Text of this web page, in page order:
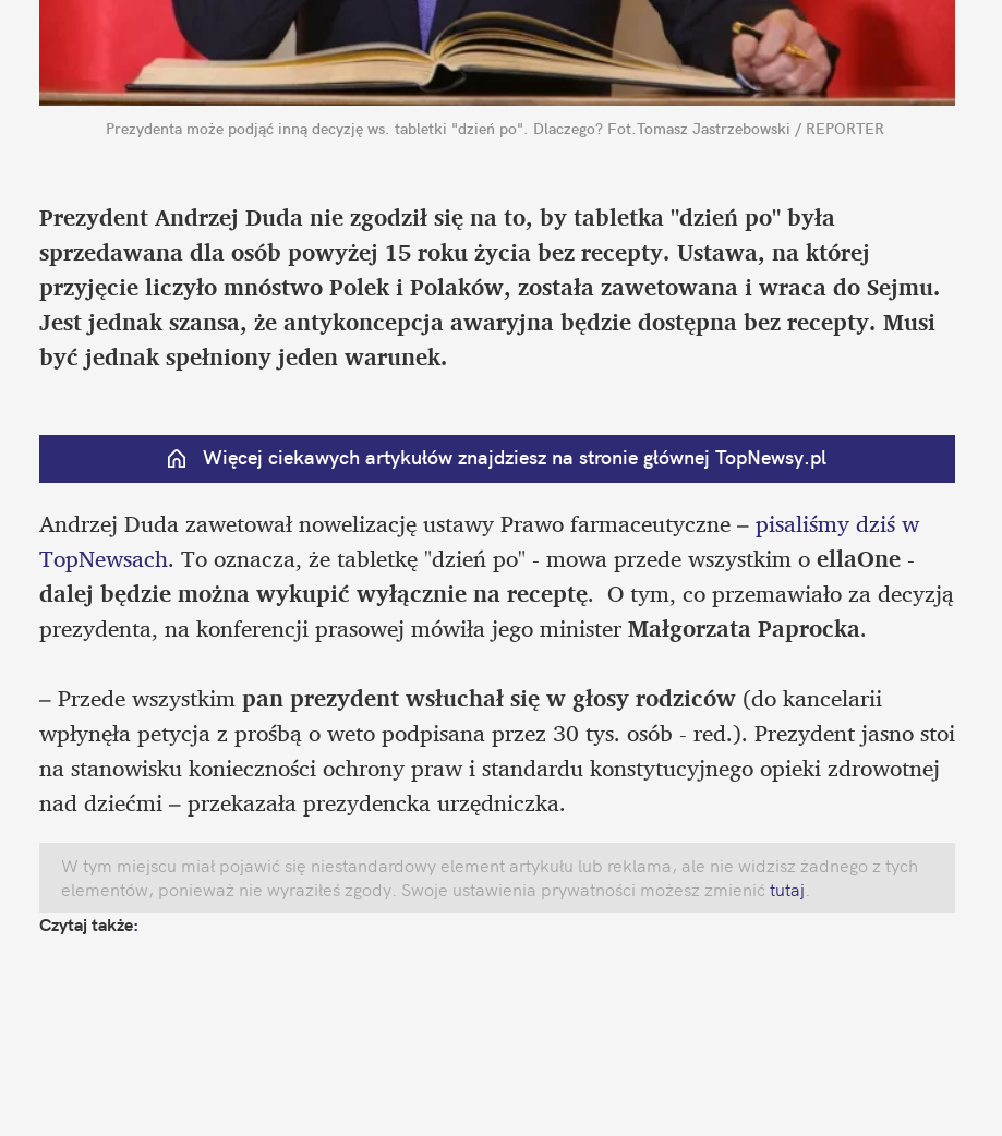
Prezydenta może podjąć inną decyzję ws. tabletki "dzień po". Dlaczego? Fot.Tomasz Jastrzebowski / REPORTER
Prezydent Andrzej Duda nie zgodził się na to, by tabletka "dzień po" była
sprzedawana dla osób powyżej 15 roku życia bez recepty. Ustawa, na której
przyjęcie liczyło mnóstwo Polek i Polaków, została zawetowana i wraca do Sejmu.
Jest jednak szansa, że antykoncepcja awaryjna będzie dostępna bez recepty. Musi
być jednak spełniony jeden warunek.
Więcej ciekawych artykułów znajdziesz na stronie głównej TopNewsy.pl
Andrzej Duda zawetował nowelizację ustawy Prawo farmaceutyczne – pisaliśmy dziś w
TopNewsach. To oznacza, że tabletkę "dzień po" - mowa przede wszystkim o ellaOne
dalej będzie można wykupić wyłącznie na receptę.  O tym, co przemawiało za decyzją
prezydenta, na konferencji prasowej mówiła jego minister Małgorzata Paprocka.
– Przede wszystkim pan prezydent wsłuchał się w głosy rodziców (do kancelarii
wpłynęła petycja z prośbą o weto podpisana przez 30 tys. osób - red.). Prezydent jasno stoi
na stanowisku konieczności ochrony praw i standardu konstytucyjnego opieki zdrowotnej
nad dziećmi – przekazała prezydencka urzędniczka.
W tym miejscu miał pojawić się niestandardowy element artykułu lub reklama, ale nie widzisz żadnego z tych
elementów, ponieważ nie wyraziłeś zgody. Swoje ustawienia prywatności możesz zmienić tutaj.
Czytaj także: